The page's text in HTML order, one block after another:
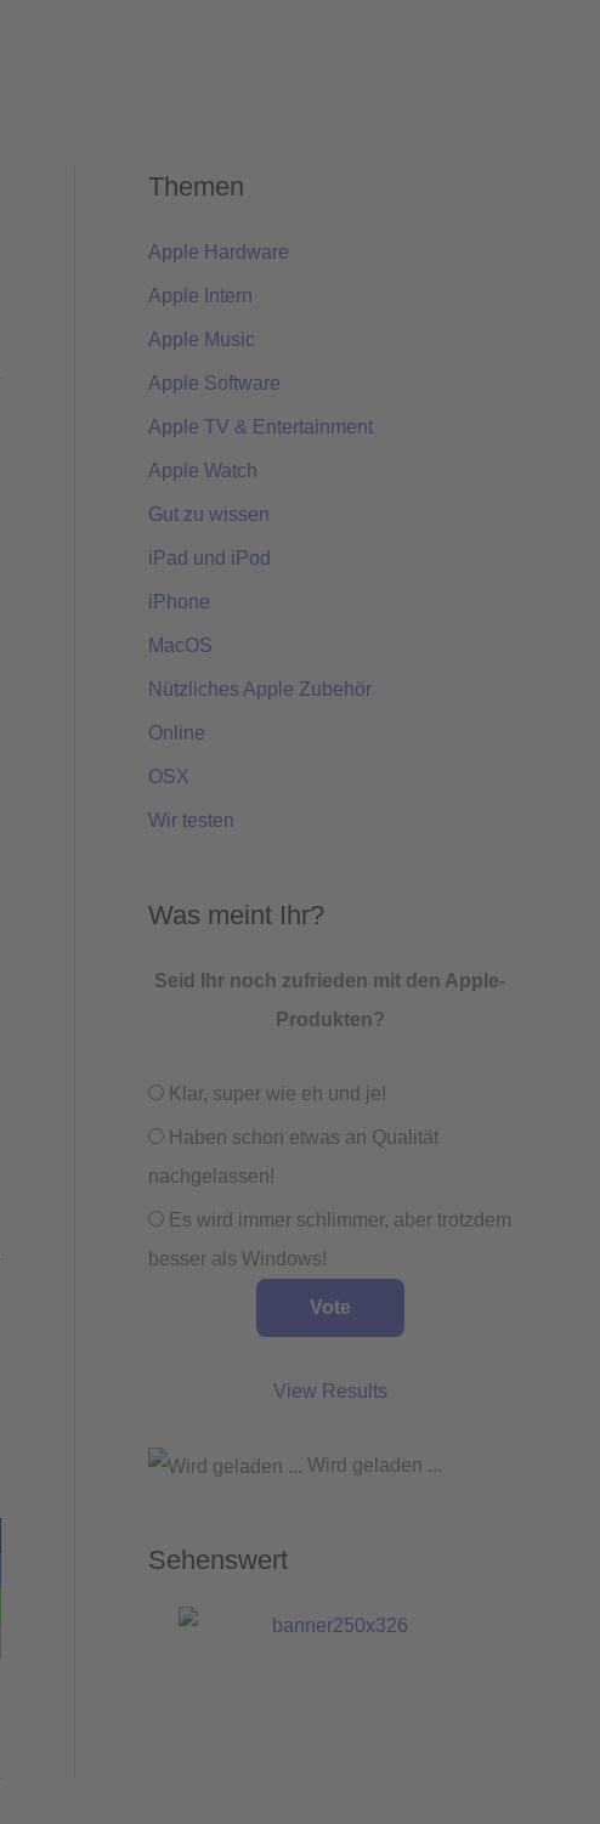
Themen
Apple Hardware
Apple Intern
Apple Music
Apple Software
Apple TV & Entertainment
Apple Watch
Gut zu wissen
iPad und iPod
iPhone
MacOS
Nützliches Apple Zubehör
Online
OSX
Wir testen
Was meint Ihr?
Seid Ihr noch zufrieden mit den Apple-
Produkten?
Klar, super wie eh und je!
Haben schon etwas an Qualität
nachgelassen!
Es wird immer schlimmer, aber trotzdem
besser als Windows!
View Results
Wird geladen ...
Sehenswert